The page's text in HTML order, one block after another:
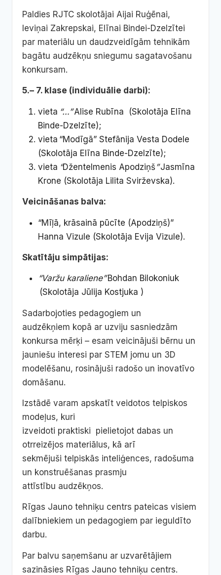
Paldies RJTC skolotājai Aijai Ruģēnai,
Ieviņai Zakrepskai, Elīnai Bindei-Dzelzītei
par materiālu un daudzveidīgām tehnikām
bagātu audzēkņu sniegumu sagatavošanu
konkursam.
5.– 7. klase (individuālie darbi):
vieta “…”Alise Rubīna (Skolotāja Elīna
Binde-Dzelzīte);
vieta “Modīgā” Stefānija Vesta Dodele
(Skolotāja Elīna Binde-Dzelzīte);
vieta “Džentelmenis Apodziņš ” Jasmīna
Krone (Skolotāja Lilita Svirževska).
Veicināšanas balva:
“Mīļā, krāsainā pūcīte (Apodziņš)”
Hanna Vizule (Skolotāja Evija Vizule).
Skatītāju simpātijas:
“Varžu karaliene”Bohdan Bilokoniuk
(Skolotāja Jūlija Kostjuka )
Sadarbojoties pedagogiem un
audzēkņiem kopā ar uzviju sasniedzām
konkursa mērķi – esam veicinājuši bērnu un
jauniešu interesi par STEM jomu un 3D
modelēšanu, rosinājuši radošo un inovatīvo
domāšanu.
Izstādē varam apskatīt veidotos telpiskos
modeļus, kuri
izveidoti praktiski pielietojot dabas un
otrreizējos materiālus, kā arī
sekmējuši telpiskās inteliģences, radošuma
un konstruēšanas prasmju
attīstību audzēkņos.
Rīgas Jauno tehniķu centrs pateicas visiem
dalībniekiem un pedagogiem par ieguldīto
darbu.
Par balvu saņemšanu ar uzvarētājiem
sazināsies Rīgas Jauno tehniķu centrs.